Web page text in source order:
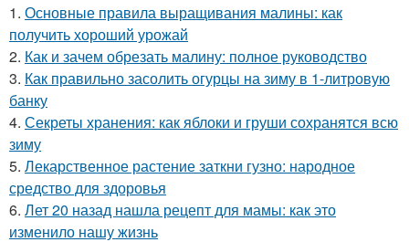
1. Основные правила выращивания малины: как
получить хороший урожай
2. Как и зачем обрезать малину: полное руководство
3. Как правильно засолить огурцы на зиму в 1-литровую
банку
4. Секреты хранения: как яблоки и груши сохранятся всю
зиму
5. Лекарственное растение заткни гузно: народное
средство для здоровья
6. Лет 20 назад нашла рецепт для мамы: как это
изменило нашу жизнь